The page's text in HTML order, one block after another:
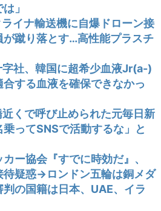
」
ライナ輸送機に自爆ドローン接
蹴り落とす…高性能プラスチ
字社、韓国に超希少血液Jr(a-)
する血液を確保できなかっ
くで呼び止められた元毎日新
ってSNSで活動するな」と
カー協会『すでに時効だ』、
待疑惑→ロンドン五輪は銅メダ
の国籍は日本、UAE、イラ